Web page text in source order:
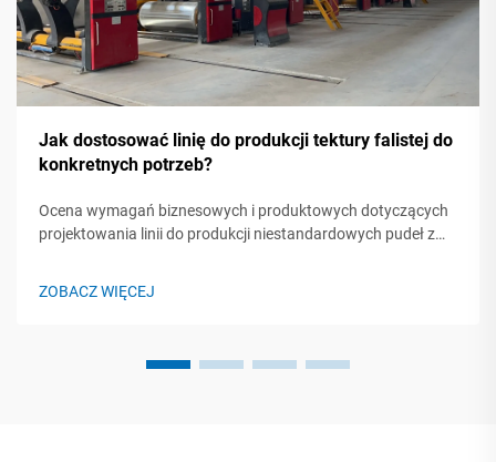
Jak dostosować linię do produkcji tektury falistej do
konkretnych potrzeb?
Ocena wymagań biznesowych i produktowych dotyczących
projektowania linii do produkcji niestandardowych pudeł z
czynników: potrzeb związanych z ochroną produktu,
ZOBACZ WIĘCEJ